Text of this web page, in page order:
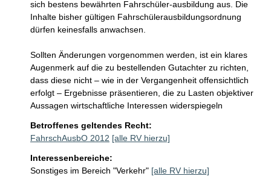
sich bestens bewährten Fahrschüler-ausbildung aus. Die
Inhalte bisher gültigen Fahrschülerausbildungsordnung
dürfen keinesfalls anwachsen.
Sollten Änderungen vorgenommen werden, ist ein klares
Augenmerk auf die zu bestellenden Gutachter zu richten,
dass diese nicht – wie in der Vergangenheit offensichtlich
erfolgt – Ergebnisse präsentieren, die zu Lasten objektiver
Betroffenes geltendes Recht:
FahrschAusbO 2012 [alle RV hierzu]
Interessenbereiche:
Sonstiges im Bereich "Verkehr" [alle RV hierzu]